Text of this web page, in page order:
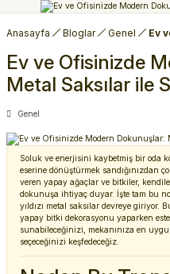
Anasayfa Bloglar Genel Ev
Ev ve Ofisinizde
Metal Saksılar ile
Genel
Soluk ve enerjisini kaybetmiş bir oda
eserine dönüştürmek sandığınızdan
veren yapay ağaçlar ve bitkiler,
dokunuşa ihtiyaç duyar. İşte tam bu
yıldızı metal saksılar devreye giriyor.
yapay bitki dekorasyonu yaparken
sunabileceğinizi, mekanınıza en
seçeceğinizi keşfedeceğiz.